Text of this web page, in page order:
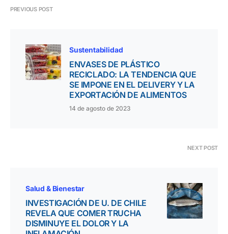
PREVIOUS POST
Sustentabilidad
ENVASES DE PLÁSTICO
RECICLADO: LA TENDENCIA QUE
SE IMPONE EN EL DELIVERY Y LA
EXPORTACIÓN DE ALIMENTOS
14 de agosto de 2023
NEXT POST
Salud & Bienestar
INVESTIGACIÓN DE U. DE CHILE
REVELA QUE COMER TRUCHA
DISMINUYE EL DOLOR Y LA